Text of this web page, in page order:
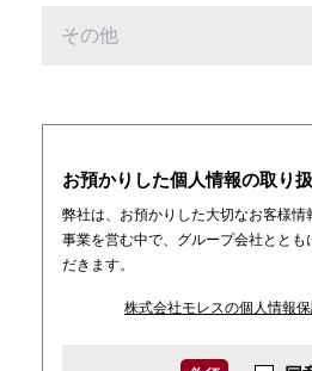
お預かりした個人情報の取り
弊社は、お預かりした大切なお客様
事業を営む中で、グループ会社ととも
だきます。
株式会社モレスの個人情報